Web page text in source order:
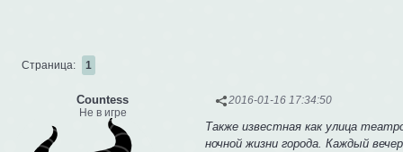
Страница: 1
2016-01-16 17:34:50
Сountess
Не в игре
Также известная как улица
ночной жизни города. Каждый